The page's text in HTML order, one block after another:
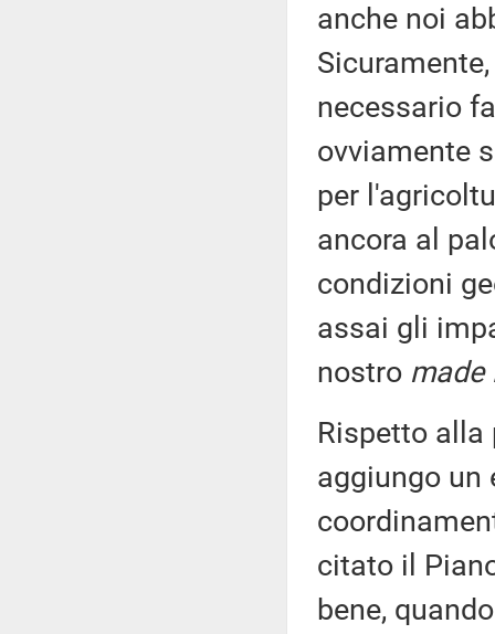
anche noi
necessario
ovviamente
per
ancora al
condizioni
assai gli
nostro made
Rispetto alla
aggiungo un
citato il
bene,